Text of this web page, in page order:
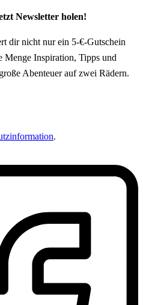
Newsletter holen!
dir nicht nur ein 5-€-Gutschein
Menge Inspiration, Tipps und
Abenteuer auf zwei Rädern.
.